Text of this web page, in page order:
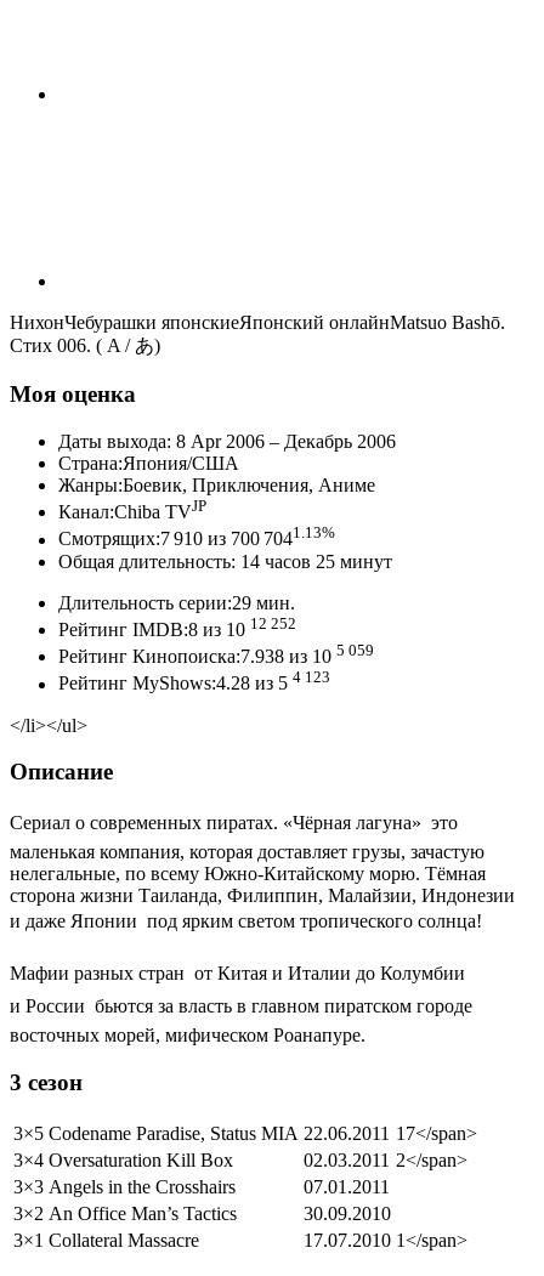
НихонЧебурашки японскиеЯпонский онлайнMatsuo Bashō.
Стих 006. ( A / あ)
Моя оценка
Даты выхода: 8 Apr 2006 – Декабрь 2006
Страна:Япония/США
Жанры:Боевик, Приключения, Аниме
Канал:Chiba TVJP
Смотрящих:7 910 из 700 7041.13%
Общая длительность: 14 часов 25 минут
Длительность серии:29 мин.
Рейтинг IMDB:8 из 10 12 252
Рейтинг Кинопоиска:7.938 из 10 5 059
Рейтинг MyShows:4.28 из 5 4 123
</li></ul>
Описание
Cериал о современных пиратах. «Чёрная лагуна»  это
маленькая компания, которая доставляет грузы, зачастую
нелегальные, по всему Южно-Китайскому морю. Тёмная
сторона жизни Таиланда, Филиппин, Малайзии, Индонезии
и даже Японии  под ярким светом тропического солнца!
Мафии разных стран  от Китая и Италии до Колумбии
и России  бьются за власть в главном пиратском городе
восточных морей, мифическом Роанапуре.
3 сезон
3×5 Codename Paradise, Status MIA 22.06.2011 17</span>
3×4 Oversaturation Kill Box 02.03.2011 2</span>
3×3 Angels in the Crosshairs
07.01.2011
3×2 An Office Man’s Tactics
30.09.2010
3×1 Collateral Massacre 17.07.2010 1</span>